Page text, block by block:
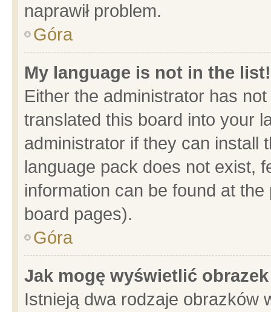
naprawił problem.
Góra
My language is not in the list!
Either the administrator has
translated this board into your
administrator if they can install
language pack does not exist,
information can be found at
board pages).
Góra
Jak mogę wyświetlić
Istnieją dwa rodzaje obrazków